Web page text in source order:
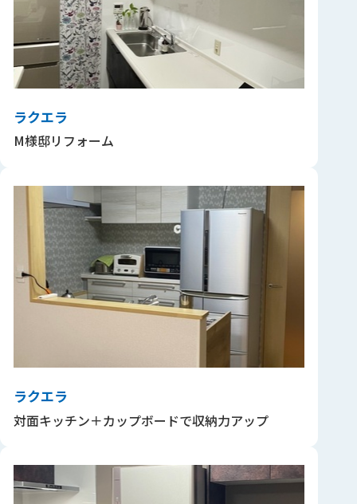
ラクエラ
M様邸リフォーム
ラクエラ
対面キッチン＋カップボードで収納力アップ